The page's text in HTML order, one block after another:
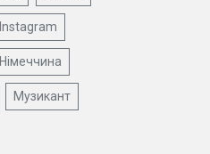
Instagram
Німеччина
Музикант